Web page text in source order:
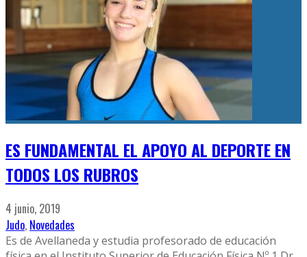
ES FUNDAMENTAL EL APOYO AL DEPORTE EN
TODOS LOS RUBROS
4 junio, 2019
Judo, Novedades
Es de Avellaneda y estudia profesorado de educación